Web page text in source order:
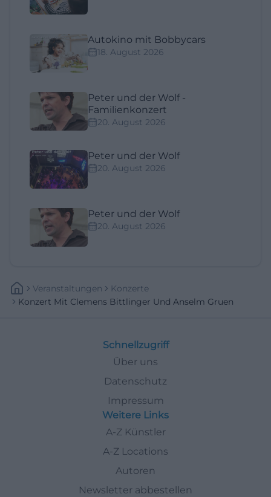
Autokino mit Bobbycars
18. August 2026
Peter und der Wolf -
Familienkonzert
20. August 2026
Peter und der Wolf
20. August 2026
Peter und der Wolf
20. August 2026
Veranstaltungen
Konzerte
Konzert Mit Clemens Bittlinger Und Anselm Gruen
Schnellzugriff
Über uns
Datenschutz
Impressum
Weitere Links
A-Z Künstler
A-Z Locations
Autoren
Newsletter abbestellen